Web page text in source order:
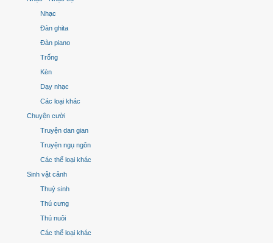
Nhạc
Đàn ghita
Đàn piano
Trống
Kèn
Dạy nhạc
Các loại khác
Chuyện cười
Truyện dan gian
Truyện ngụ ngôn
Các thể loại khác
Sinh vật cảnh
Thuỷ sinh
Thú cưng
Thú nuôi
Các thể loại khác